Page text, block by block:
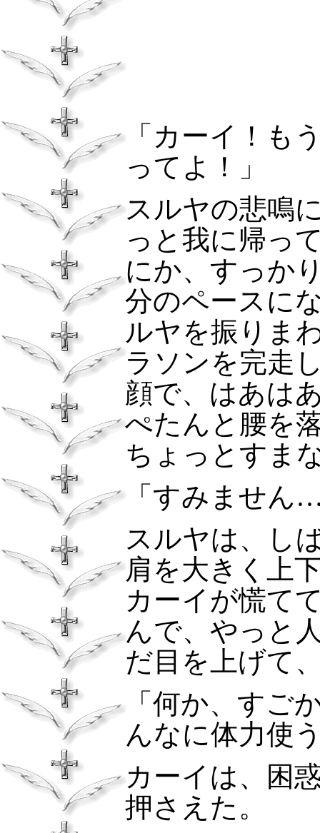
「カーイ！も
ってよ！」
スルヤの悲鳴
っと我に帰っ
にか、すっか
分のペースに
ルヤを振りま
ラソンを完走
顔で、はあは
ぺたんと腰を
ちょっとすま
「すみません
スルヤは、し
肩を大きく上
カーイが慌て
んで、やっと
だ目を上げて
「何か、すご
んなに体力使
カーイは、困
押さえた。